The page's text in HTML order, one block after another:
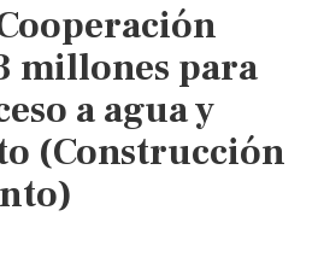
el
riego
agrícola
en
zonas
por
millones para
a agua y
(Construcción